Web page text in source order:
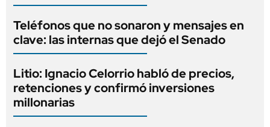
Teléfonos que no sonaron y mensajes en
clave: las internas que dejó el Senado
Litio: Ignacio Celorrio habló de precios,
retenciones y confirmó inversiones
millonarias